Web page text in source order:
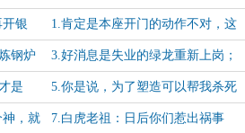
抖M 逃票游玩的坏家伙有福啦
开银
员到
1.肯定是本座开门的动作不对，这
咋出门就是虚空入侵？
钢炉 3.好消息是失业的绿龙重新上岗；
坏消息是脱岗太久已经无法适应工作
强度
是 5.你是说，为了塑造可以帮我杀死
迪门修斯的神器，我需要先宰了迪门
神，就 7.白虎老祖：日后你们惹出祸事